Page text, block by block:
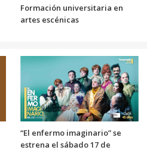
Formación universitaria en
artes escénicas
“El enfermo imaginario” se
estrena el sábado 17 de